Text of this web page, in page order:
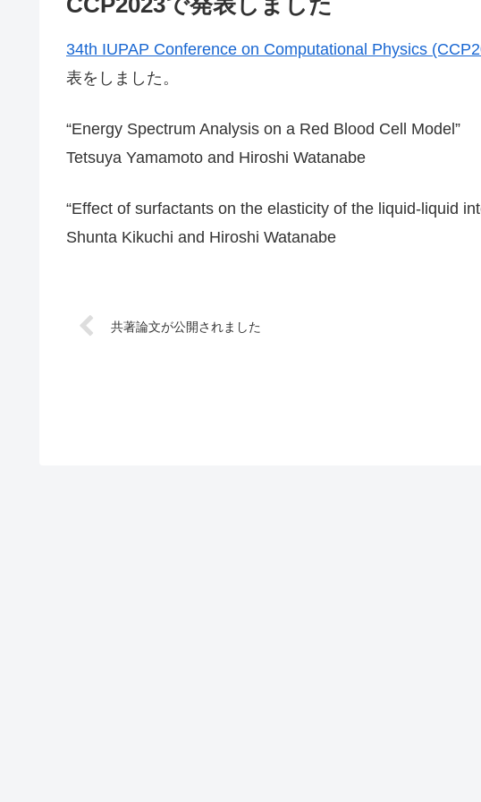
34th IUPAP Conference on Computational Physics
表をしました。
“Energy Spectrum Analysis on a Red Blood Cell Model”
Tetsuya Yamamoto and Hiroshi Watanabe
“Effect of surfactants on the elasticity of the liquid-liquid
Shunta Kikuchi and Hiroshi Watanabe
共著論文が公開されました